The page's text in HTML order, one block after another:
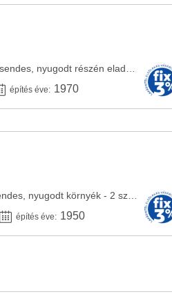
építés éve: 1970
építés éve: 1950